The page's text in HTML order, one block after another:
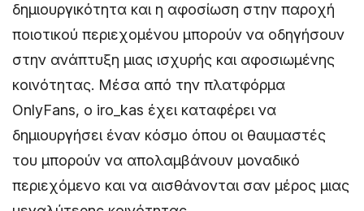
δημιουργικότητα και η αφοσίωση στην παροχή
ποιοτικού περιεχομένου μπορούν να οδηγήσουν
στην ανάπτυξη μιας ισχυρής και αφοσιωμένης
κοινότητας. Μέσα από την πλατφόρμα
OnlyFans, ο iro_kas έχει καταφέρει να
δημιουργήσει έναν κόσμο όπου οι θαυμαστές
του μπορούν να απολαμβάνουν μοναδικό
περιεχόμενο και να αισθάνονται σαν μέρος μιας